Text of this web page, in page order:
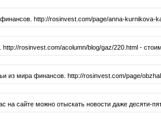
http://rosinvest.com/page/anna-kurnikova-
rosinvest.com/acolumn/blog/gaz/220.html -
из мира финансов. http://rosinvest.com/page/
сайте можно отыскать новости даже десяти-